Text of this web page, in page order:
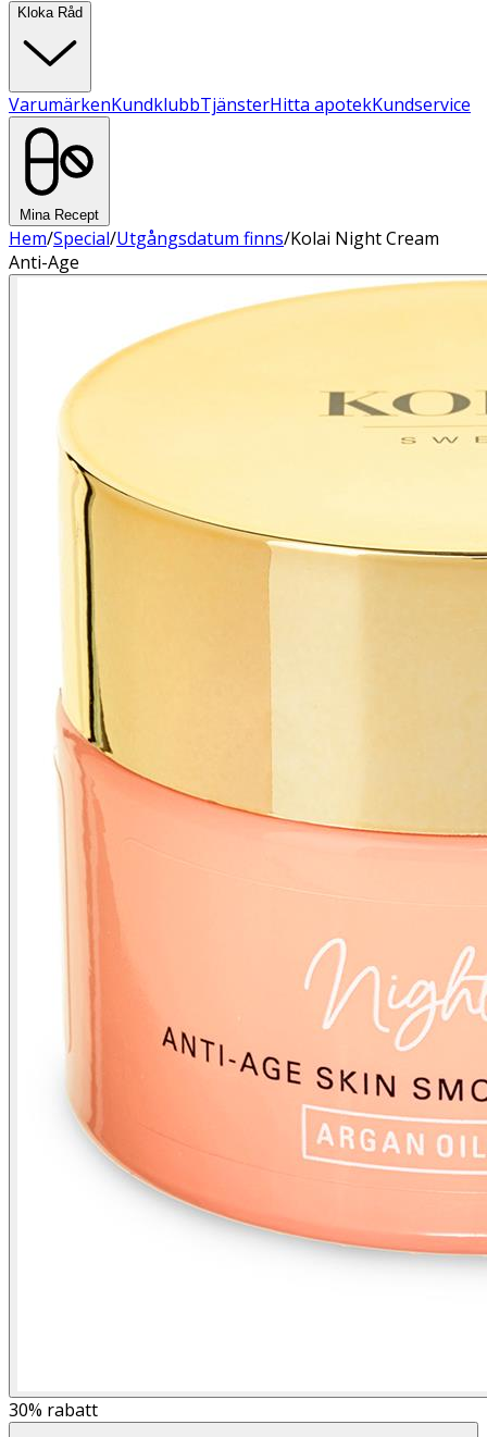
Kloka Råd
VarumärkenKundklubbTjänsterHitta apotekKundservice
Mina Recept
Hem/Special/Utgångsdatum finns/Kolai Night Cream
Anti-Age
30% rabatt